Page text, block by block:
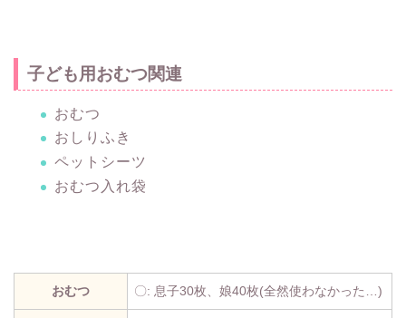
子ども用おむつ関連
おむつ
おしりふき
ペットシーツ
おむつ入れ袋
おむつ 〇: 息子30枚、娘40枚(全然使わなかった…)